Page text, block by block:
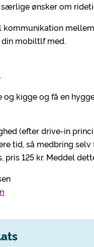
ønsker om
mobiltlf med.
kigge og få en
(efter drive-in
tid, så medbring
pris 125 kr. Meddel